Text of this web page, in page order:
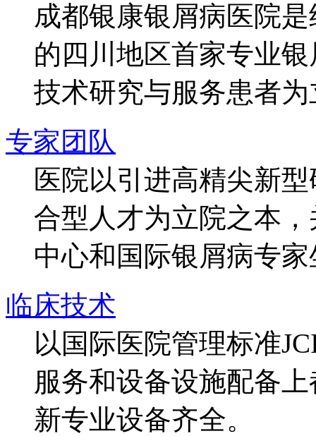
成都银康银屑病医院
的四川地区首家专业
技术研究与服务患者
专家团队
医院以引进高精尖新
合型人才为立院之本
中心和国际银屑病专
临床技术
以国际医院管理标准
服务和设备设施配备
新专业设备齐全。